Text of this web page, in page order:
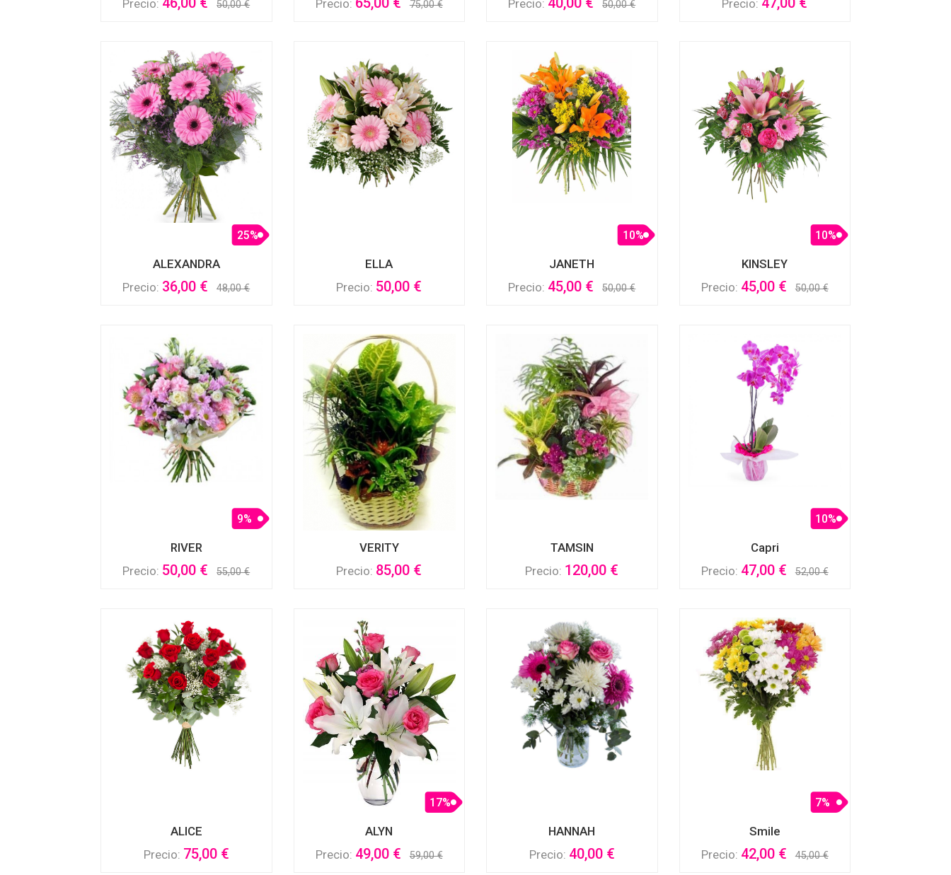
Precio: 50,00 € Precio: 75,00 € Precio: 50,00 €
Precio:
ALEXANDRA
25%
Precio: 36,00 € 48,00 €
ELLA
Precio: 50,00 €
JANETH
10%
Precio: 45,00 € 50,00 €
KINSLEY
10%
Precio: 45,00 € 50,00 €
RIVER
9%
Precio: 50,00 € 55,00 €
VERITY
Precio: 85,00 €
TAMSIN
Precio: 120,00 €
Capri
10%
Precio: 47,00 € 52,00 €
ALICE
Precio: 75,00 €
ALYN
17%
Precio: 49,00 € 59,00 €
HANNAH
Precio: 40,00 €
Smile
7%
Precio: 42,00 € 45,00 €